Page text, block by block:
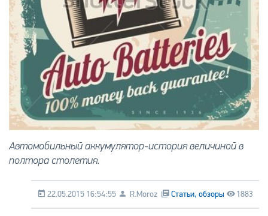
Автомобильный аккумулятор-история величиной в
полтора столетия.
Статьи, обзоры 1883
22.05.2015 16:54:55 R.Moroz